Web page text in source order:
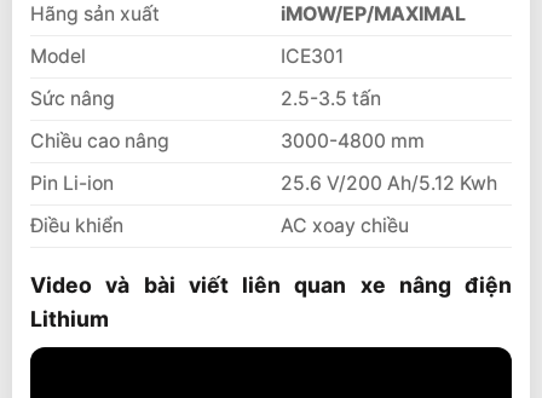
Hãng sản xuất
iMOW/EP/MAXIMAL
Model
ICE301
Sức nâng
2.5-3.5 tấn
Chiều cao nâng
3000-4800 mm
Pin Li-ion
25.6 V/200 Ah/5.12 Kwh
Điều khiển
AC xoay chiều
Video và bài viết liên quan xe nâng điện
Lithium